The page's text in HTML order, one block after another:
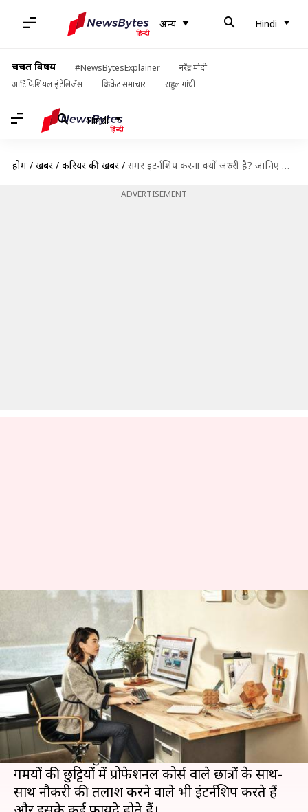
अन्य Hindi
चर्चित विषय #NewsBytesExplainer
नरेंद्र मोदी
आर्टिफिशियल इंटेलिजेंस
क्रिकेट समाचार राहुल गांधी
Hindi
होम / खबरें / करियर की खबरें / समर इंटर्नशिप करना क्यों जरुरी है? जानिए पांच महत्वपूर्ण कारण
ADVERTISEMENT
समर इंटर्नशिप करना क्यों जरुरी है?
जानिए पांच महत्वपूर्ण कारण
Mar 17, 2020 05:54 pm
क्या है खबर?
गर्मियों की छुट्टियों के साथ-साथ छात्रों के लिए नई स्किल
सीखने का समय भी आने वाला है। इस समय का सही
उपयोग करना बहुत जरुरी है।
गर्मियों की छुट्टियों में प्रोफेशनल कोर्स वाले छात्रों के साथ-
साथ नौकरी की तलाश करने वाले भी इंटर्नशिप करते हैं